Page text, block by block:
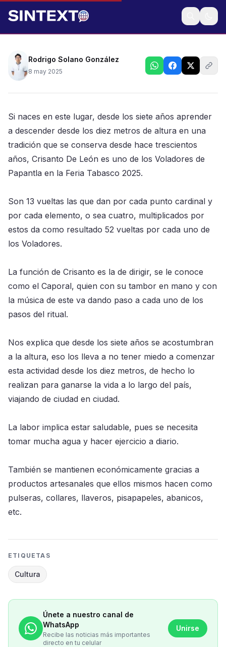
Los Voladores de Papantla se hicieron presentes en
la Feria Tabasco recordando esta tradición que
Rodrigo Solano González
8 may 2025
Si naces en este lugar, desde los siete años aprender
a descender desde los diez metros de altura en una
tradición que se conserva desde hace trescientos
años, Crisanto De León es uno de los Voladores de
Papantla en la Feria Tabasco 2025.
Son 13 vueltas las que dan por cada punto cardinal y
por cada elemento, o sea cuatro, multiplicados por
estos da como resultado 52 vueltas por cada uno de
los Voladores.
La función de Crisanto es la de dirigir, se le conoce
como el Caporal, quien con su tambor en mano y con
la música de este va dando paso a cada uno de los
pasos del ritual.
Nos explica que desde los siete años se acostumbran
a la altura, eso los lleva a no tener miedo a comenzar
esta actividad desde los diez metros, de hecho lo
realizan para ganarse la vida a lo largo del país,
viajando de ciudad en ciudad.
La labor implica estar saludable, pues se necesita
tomar mucha agua y hacer ejercicio a diario.
También se mantienen económicamente gracias a
productos artesanales que ellos mismos hacen como
pulseras, collares, llaveros, pisapapeles, abanicos,
etc.
ETIQUETAS
Cultura
Únete a nuestro canal de
WhatsApp
Recibe las noticias más importantes
directo en tu celular
Unirse